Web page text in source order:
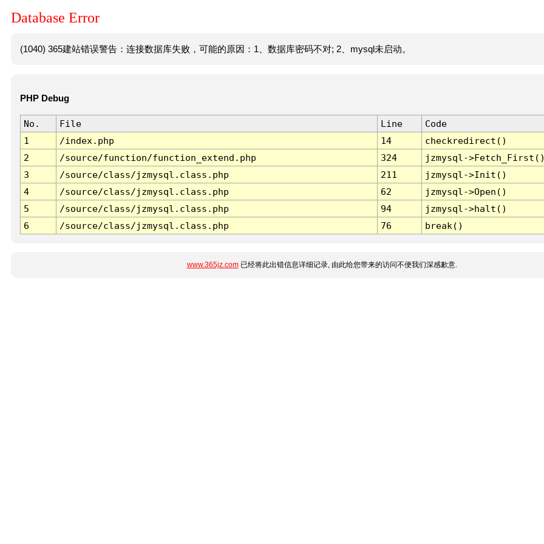
Database Error
(1040) 365建站错误警告：连接数据库失败，可能的原因：1、数据库密码不对; 2、mysql未启动。
PHP Debug
No. File Line
Code
1
/index.php 14
checkredirect()
2
/source/function/function_extend.php 324
jzmysql-
3
/source/class/jzmysql.class.php 211
jzmysql->Init()
4
/source/class/jzmysql.class.php 62
jzmysql->Open()
5
/source/class/jzmysql.class.php 94
jzmysql->halt()
6
/source/class/jzmysql.class.php 76 break()
www.365jz.com已经将此出错信息详细记录, 由此给您带来的访问不便我们深感歉意.